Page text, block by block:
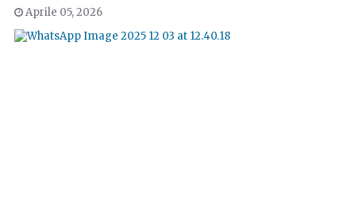
Aprile 05, 2026